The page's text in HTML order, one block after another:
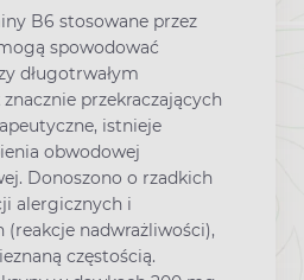
B6 stosowane przez
spowodować
długotrwałym
przekraczających
istnieje
obwodowej
Donoszono o rzadkich
alergicznych i
nadwrażliwości),
częstością.